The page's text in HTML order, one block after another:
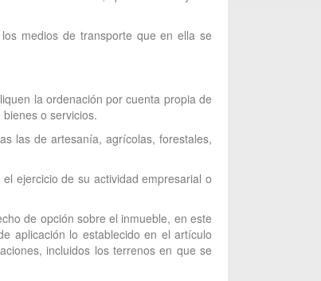
medios de transporte que en ella se
la ordenación por cuenta propia de
o servicios.
las de artesanía, agrícolas, forestales,
ejercicio de su actividad empresarial o
de opción sobre el inmueble, en este
aplicación lo establecido en el artículo
incluidos los terrenos en que se